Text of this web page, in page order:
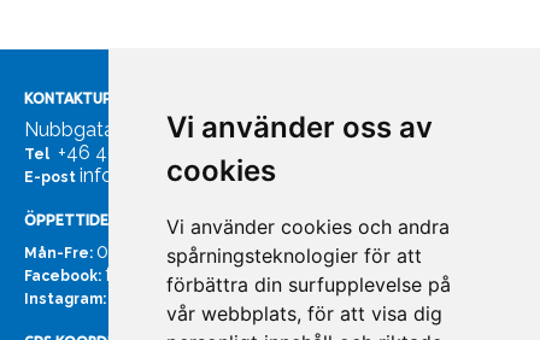
Vi använder oss av
cookies
Vi använder cookies och andra
spårningsteknologier för att
förbättra din surfupplevelse på
vår webbplats, för att visa dig
KONTAKTUPPGIFTER
Nubbgatan 7, 211 24 Malmö
Tel +46 40185561
E-post info@bachmans.se
ÖPPETTIDER
Mån-Fre: 07:00 - 16:00
Facebook: facebook.com/bachmans.se
Instagram: instagram.com/bachmans.se